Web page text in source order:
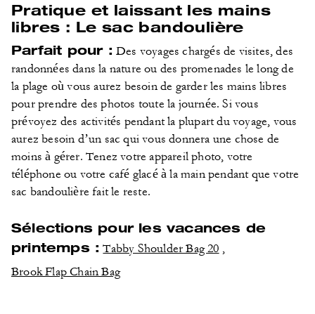
Pratique et laissant les mains
libres : Le sac bandoulière
Parfait pour : Des voyages chargés de visites, des
randonnées dans la nature ou des promenades le long de
la plage où vous aurez besoin de garder les mains libres
pour prendre des photos toute la journée. Si vous
prévoyez des activités pendant la plupart du voyage, vous
aurez besoin d’un sac qui vous donnera une chose de
moins à gérer. Tenez votre appareil photo, votre
téléphone ou votre café glacé à la main pendant que votre
sac bandoulière fait le reste.
Sélections pour les vacances de
printemps : Tabby Shoulder Bag 20 ,
Brook Flap Chain Bag